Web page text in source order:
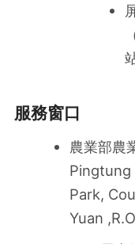
服務窗口
農業部農
Park,
Yuan